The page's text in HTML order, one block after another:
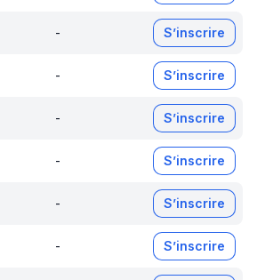
- S’inscrire
- S’inscrire
- S’inscrire
- S’inscrire
- S’inscrire
- S’inscrire